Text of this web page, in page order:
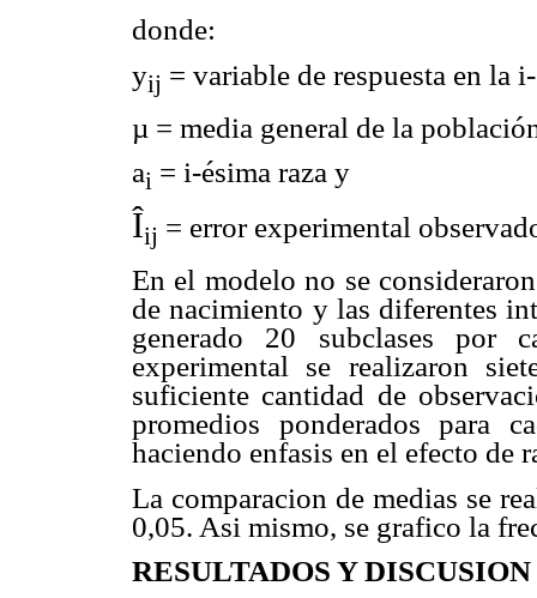
donde:
yij = variable de respuesta en la
µ = media general de la
ai = i-ésima raza y
Îij = error experimental
En el modelo no se
de nacimiento y las diferentes
generado 20 subclases por
experimental se realizaron
suficiente cantidad de
promedios ponderados para
haciendo enfasis en el efecto de
La comparacion de medias se
0,05. Asi mismo, se grafico la
RESULTADOS Y DISCUSION